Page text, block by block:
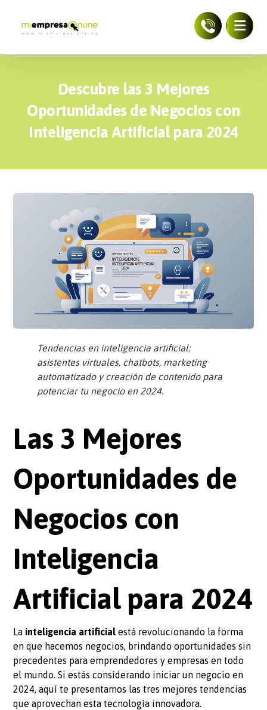
Descubre las 3 Mejores
Oportunidades de Negocios con
Inteligencia Artificial para 2024
Tendencias en inteligencia artificial:
asistentes virtuales, chatbots, marketing
automatizado y creación de contenido para
potenciar tu negocio en 2024.
Las 3 Mejores
Oportunidades de
Negocios con
Inteligencia
Artificial para 2024
La inteligencia artificial está revolucionando la forma
en que hacemos negocios, brindando oportunidades sin
precedentes para emprendedores y empresas en todo
el mundo. Si estás considerando iniciar un negocio en
2024, aquí te presentamos las tres mejores tendencias
que aprovechan esta tecnología innovadora.